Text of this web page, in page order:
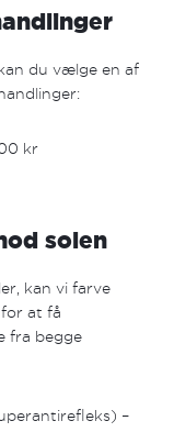
du vælge en af
kr
solen
kan vi farve
at få
fra begge
–